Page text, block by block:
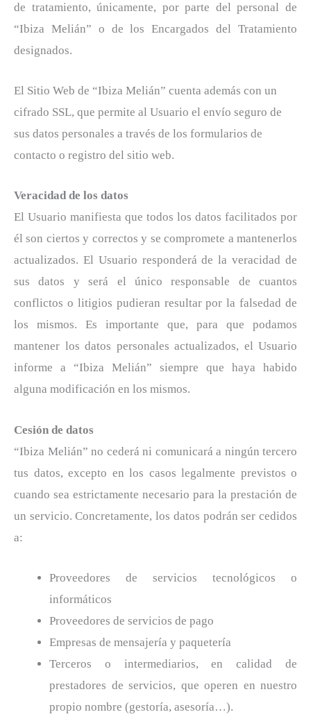
de tratamiento, únicamente, por parte del personal de
“Ibiza Melián” o de los Encargados del Tratamiento
designados.
El Sitio Web de “Ibiza Melián” cuenta además con un
cifrado SSL, que permite al Usuario el envío seguro de
sus datos personales a través de los formularios de
contacto o registro del sitio web.
Veracidad de los datos
El Usuario manifiesta que todos los datos facilitados por
él son ciertos y correctos y se compromete a mantenerlos
actualizados. El Usuario responderá de la veracidad de
sus datos y será el único responsable de cuantos
conflictos o litigios pudieran resultar por la falsedad de
los mismos. Es importante que, para que podamos
mantener los datos personales actualizados, el Usuario
informe a “Ibiza Melián” siempre que haya habido
alguna modificación en los mismos.
Cesión de datos
“Ibiza Melián” no cederá ni comunicará a ningún tercero
tus datos, excepto en los casos legalmente previstos o
cuando sea estrictamente necesario para la prestación de
un servicio. Concretamente, los datos podrán ser cedidos
a:
Proveedores de servicios tecnológicos o
informáticos
Proveedores de servicios de pago
Empresas de mensajería y paquetería
Terceros o intermediarios, en calidad de
prestadores de servicios, que operen en nuestro
propio nombre (gestoría, asesoría…).